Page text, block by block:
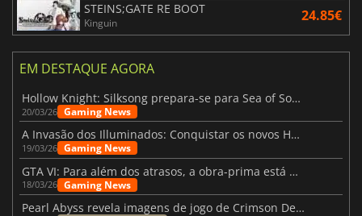
STEINS;GATE RE BOOT
Kinguin 24.85€
EM DESTAQUE AGORA
Hollow Knight: Silksong prepara-se para Sea of Sorrow com um patch
20/03/26 Gaming News
A Invasão dos Illuminados: Conquistar os novos Helldivers 2 Atualização!
19/03/26 Gaming News
GTA VI: Para além dos atrasos, a obra-prima está quase a chegar
18/03/26 Gaming News
Pearl Abyss revela imagens de jogo de Crimson Desert para a PS5